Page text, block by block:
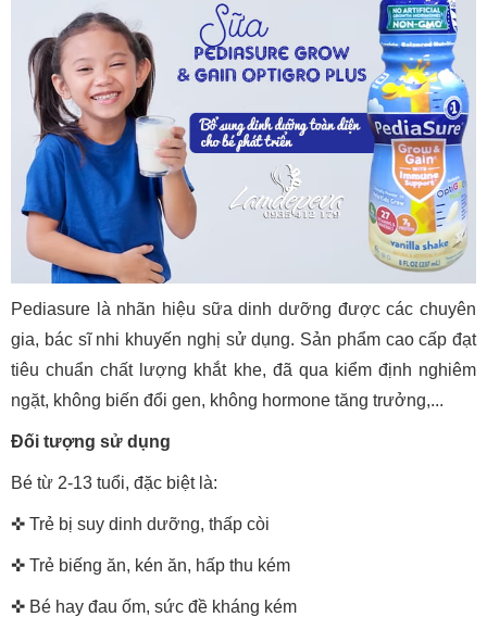
Pediasure là nhãn hiệu sữa dinh dưỡng được các chuyên
gia, bác sĩ nhi khuyến nghị sử dụng. Sản phẩm cao cấp đạt
tiêu chuẩn chất lượng khắt khe, đã qua kiểm định nghiêm
ngặt, không biến đổi gen, không hormone tăng trưởng,...
Đối tượng sử dụng
Bé từ 2-13 tuổi, đặc biệt là:
✜ Trẻ bị suy dinh dưỡng, thấp còi
✜ Trẻ biếng ăn, kén ăn, hấp thu kém
✜ Bé hay đau ốm, sức đề kháng kém